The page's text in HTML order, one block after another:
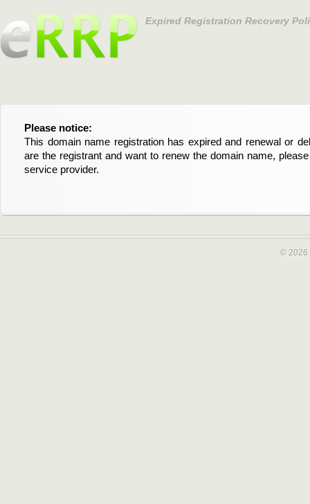
Expired Registration Recovery
Please notice:
This domain name registration has expired and renewal or
are the registrant and want to renew the domain name,
service provider.
Bitte beachten Sie:
Diese Domainregistrierung ist abgelaufen und die
Domain stehen an. Wenn Sie der Registrant sind und
verlängern möchten, kontaktieren Sie bitte Ihren Service-
© 2026